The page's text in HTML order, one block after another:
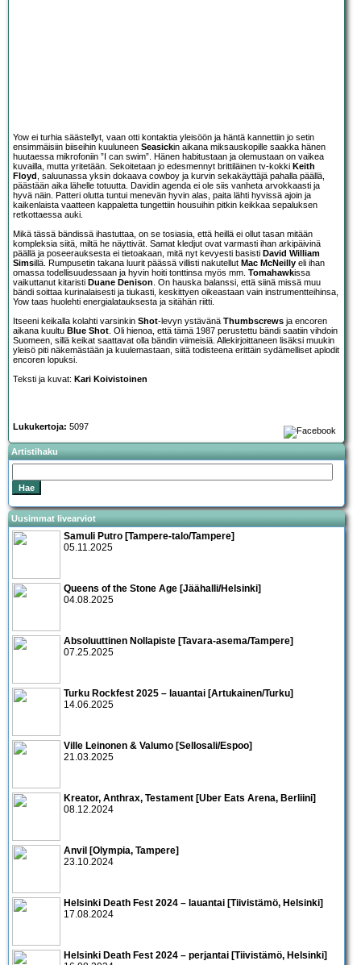
Yow ei turhia säästellyt, vaan otti kontaktia yleisöön ja häntä kannettiin jo setin
ensimmäisiin biiseihin kuuluneen Seasickin aikana miksauskopille saakka hänen
huutaessa mikrofoniin ”I can swim”. Hänen habitustaan ja olemustaan on vaikea
kuvailla, mutta yritetään. Sekoitetaan jo edesmennyt brittiläinen tv-kokki Keith
Floyd , saluunassa yksin dokaava cowboy ja kurvin sekakäyttäjä pahalla päällä,
päästään aika lähelle totuutta. Davidin agenda ei ole siis vanheta arvokkaasti ja
hyvä näin. Patteri olutta tuntui menevän hyvin alas, paita lähti hyvissä ajoin ja
kaikenlaista vaatteen kappaletta tungettiin housuihin pitkin keikkaa sepaluksen
retkottaessa auki.
Mikä tässä bändissä ihastuttaa, on se tosiasia, että heillä ei ollut tasan mitään
kompleksia siitä, miltä he näyttivät. Samat kledjut ovat varmasti ihan arkipäivinä
päällä ja poseerauksesta ei tietoakaan, mitä nyt kevyesti basisti David William
Simsillä. Rumpusetin takana luurit päässä villisti nakutellut Mac McNeilly eli ihan
omassa todellisuudessaan ja hyvin hoiti tonttinsa myös mm. Tomahawkissa
vaikuttanut kitaristi Duane Denison. On hauska balanssi, että siinä missä muu
bändi soittaa kurinalaisesti ja tiukasti, keskittyen oikeastaan vain instrumentteihinsa,
Yow taas huolehti energialatauksesta ja sitähän riitti.
Itseeni keikalla kolahti varsinkin Shot-levyn ystävänä Thumbscrews ja encoren
aikana kuultu Blue Shot. Oli hienoa, että tämä 1987 perustettu bändi saatiin vihdoin
Suomeen, sillä keikat saattavat olla bändin viimeisiä. Allekirjoittaneen lisäksi muukin
yleisö piti näkemästään ja kuulemastaan, siitä todisteena erittäin sydämelliset aplodit
encoren lopuksi.
Teksti ja kuvat: Kari Koivistoinen
Lukukertoja: 5097
Artistihaku
Uusimmat livearviot
Samuli Putro [Tampere-talo/Tampere]
05.11.2025
Queens of the Stone Age [Jäähalli/Helsinki]
04.08.2025
Absoluuttinen Nollapiste [Tavara-asema/Tampere]
07.25.2025
Turku Rockfest 2025 – lauantai [Artukainen/Turku]
14.06.2025
Ville Leinonen & Valumo [Sellosali/Espoo]
21.03.2025
Kreator, Anthrax, Testament [Uber Eats Arena, Berliini]
08.12.2024
Anvil [Olympia, Tampere]
23.10.2024
Helsinki Death Fest 2024 – lauantai [Tiivistämö, Helsinki]
17.08.2024
Helsinki Death Fest 2024 – perjantai [Tiivistämö, Helsinki]